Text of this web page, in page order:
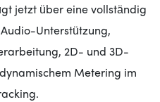
jetzt über eine vollständig
Unterstützung,
2D- und 3D-
Metering im